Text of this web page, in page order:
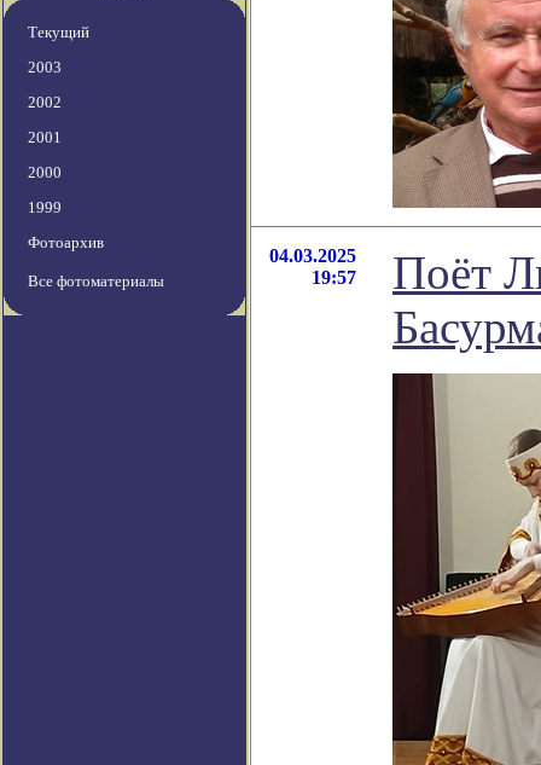
Текущий
2003
2002
2001
2000
1999
Фотоархив
Все фотоматериалы
04.03.2025
19:57
Поёт